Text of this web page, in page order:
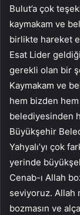
Bulut’a çok
kaymakam ve
birlikte hareket
Esat Lider
gerekli olan bir
Kaymakam ve
hem bizden
belediyesinden
Büyükşehir
Yahyalı’yı çok
yerinde
Cenab-ı Allah
seviyoruz.
bozmasın ve